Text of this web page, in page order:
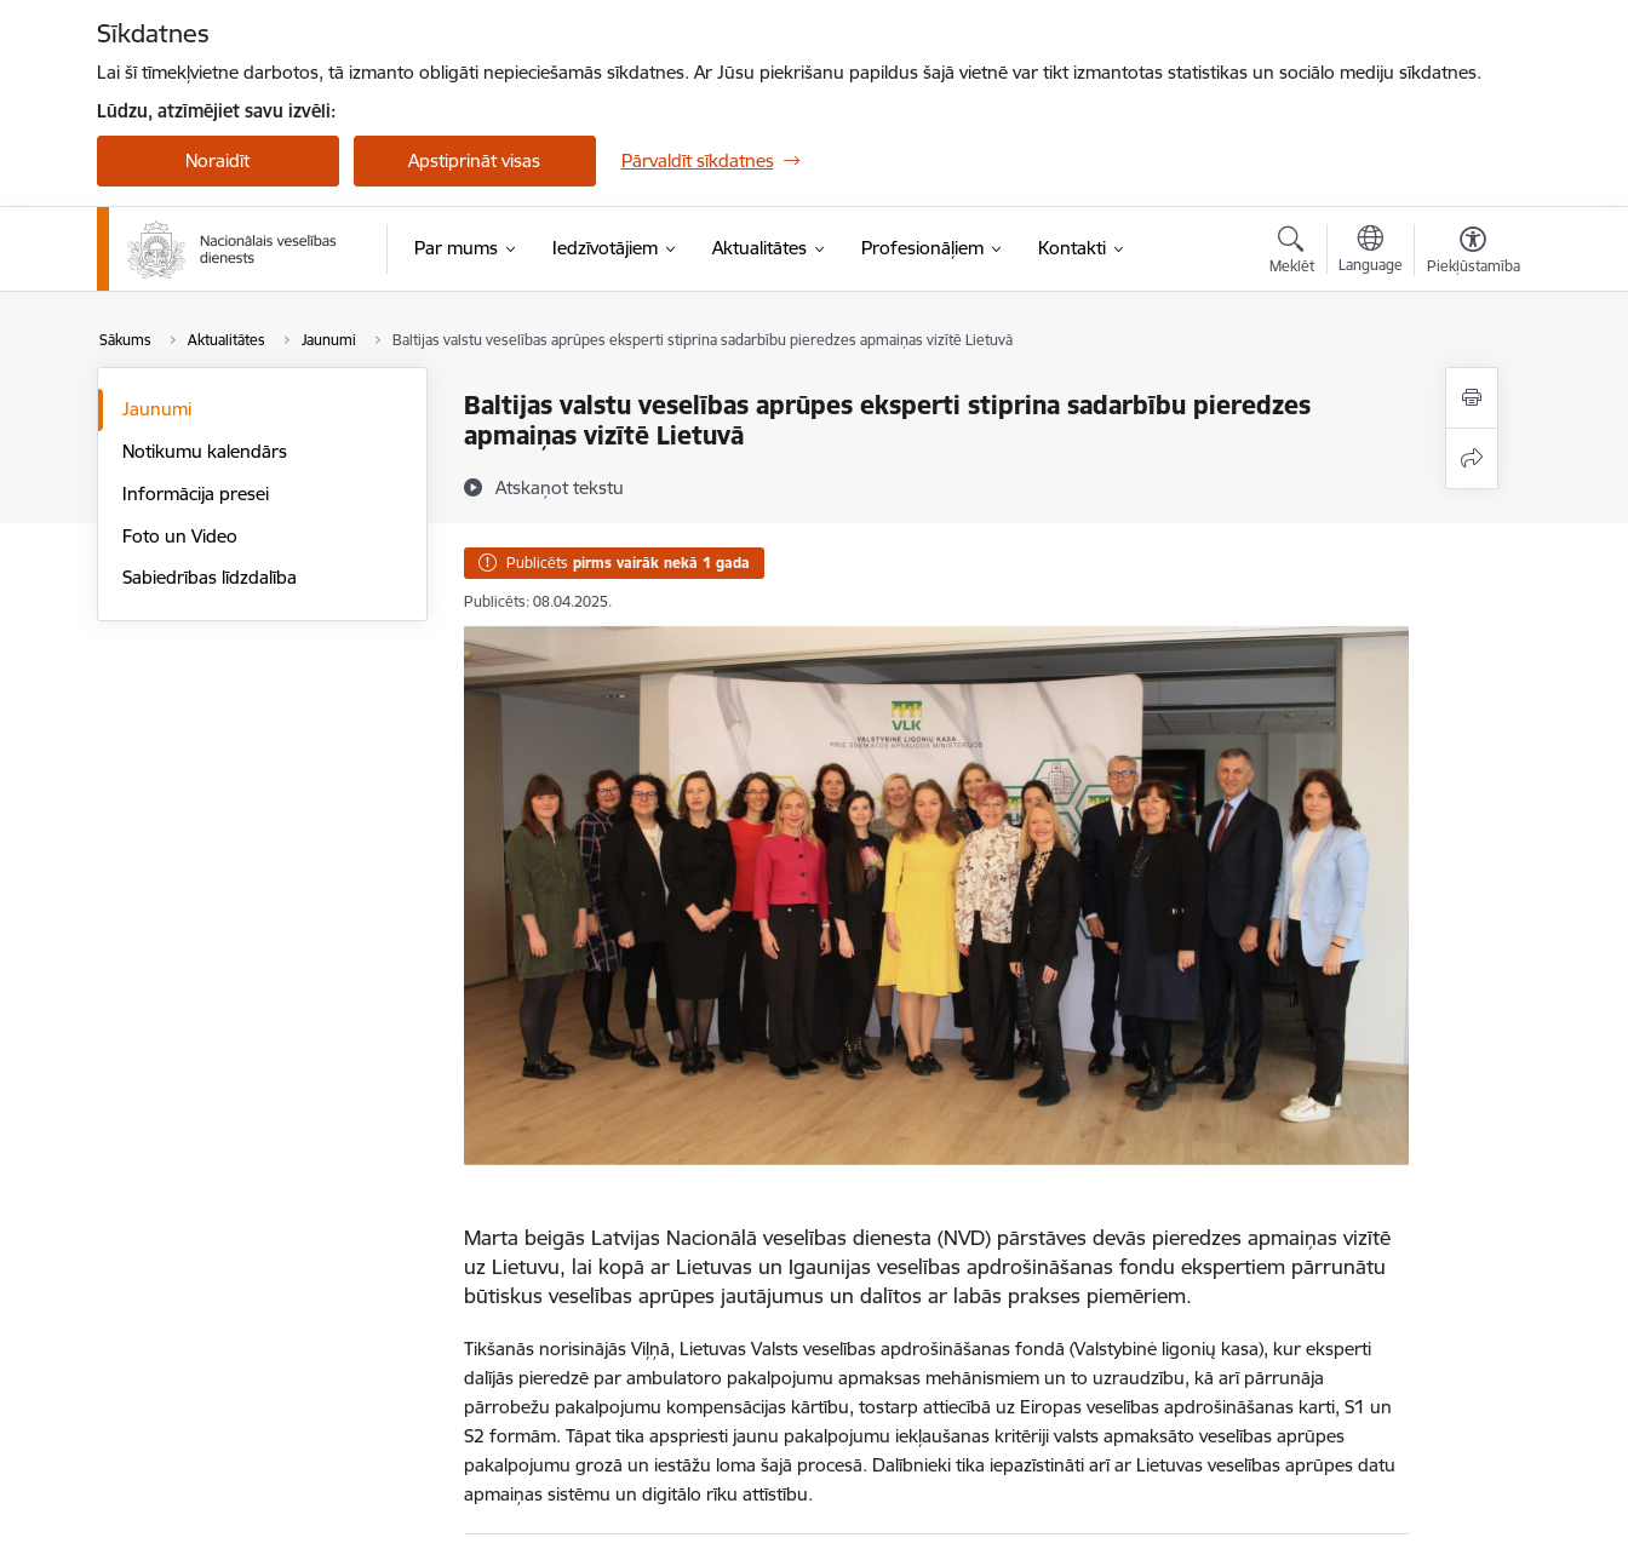
Sīkdatnes
Lai šī tīmekļvietne darbotos, tā izmanto obligāti nepieciešamās sīkdatnes. Ar Jūsu piekrišanu papildus šajā vietnē var tikt izmantotas statistikas un sociālo mediju sīkdatnes.
Lūdzu, atzīmējiet savu izvēli:
Noraidīt Apstiprināt visas Pārvaldīt sīkdatnes
Par mums Iedzīvotājiem Aktualitātes Profesionāļiem Kontakti
Meklēt Language Piekļūstamība
Sākums Aktualitātes Jaunumi Baltijas valstu veselības aprūpes eksperti stiprina sadarbību pieredzes apmaiņas vizītē Lietuvā
Baltijas valstu veselības aprūpes eksperti stiprina sadarbību pieredzes
apmaiņas vizītē Lietuvā
Atskaņot tekstu
Jaunumi
Notikumu kalendārs
Informācija presei
Foto un Video
Sabiedrības līdzdalība
Publicēts pirms vairāk nekā 1 gada
Publicēts: 08.04.2025.
Marta beigās Latvijas Nacionālā veselības dienesta (NVD) pārstāves devās pieredzes apmaiņas vizītē
uz Lietuvu, lai kopā ar Lietuvas un Igaunijas veselības apdrošināšanas fondu ekspertiem pārrunātu
būtiskus veselības aprūpes jautājumus un dalītos ar labās prakses piemēriem.
Tikšanās norisinājās Viļņā, Lietuvas Valsts veselības apdrošināšanas fondā (Valstybinė ligonių kasa), kur eksperti
dalījās pieredzē par ambulatoro pakalpojumu apmaksas mehānismiem un to uzraudzību, kā arī pārrunāja
pārrobežu pakalpojumu kompensācijas kārtību, tostarp attiecībā uz Eiropas veselības apdrošināšanas karti, S1 un
S2 formām. Tāpat tika apspriesti jaunu pakalpojumu iekļaušanas kritēriji valsts apmaksāto veselības aprūpes
pakalpojumu grozā un iestāžu loma šajā procesā. Dalībnieki tika iepazīstināti arī ar Lietuvas veselības aprūpes datu
apmaiņas sistēmu un digitālo rīku attīstību.